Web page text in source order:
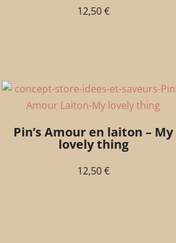
12,50€
Pin’s Amour en laiton – My
lovely thing
12,50€